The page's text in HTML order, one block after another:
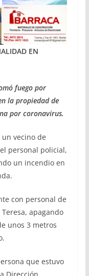
EN
fuego por
la propiedad de
por coronavirus.
vecino de
personal policial,
un incendio en
con personal de
apagando
unos 3 metros
que estuvo
Dirección